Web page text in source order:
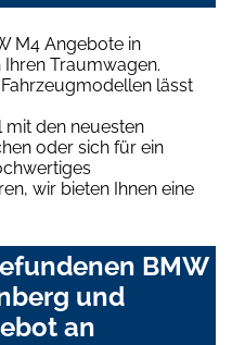
M4 Angebote in
Traumwagen.
lässt
mit den neuesten
oder sich für ein
wir bieten Ihnen eine
BMW
und
an